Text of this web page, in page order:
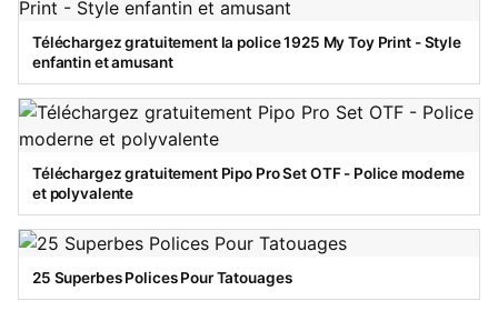
Téléchargez gratuitement la police 1925 My Toy Print - Style
enfantin et amusant
Téléchargez gratuitement Pipo Pro Set OTF - Police moderne
et polyvalente
25 Superbes Polices Pour Tatouages